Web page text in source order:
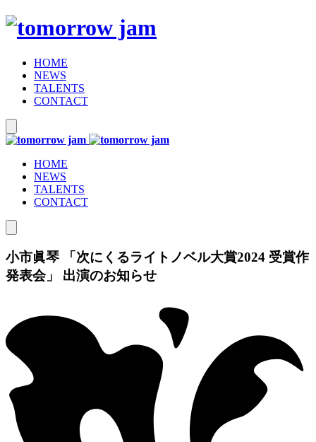
HOME
NEWS
TALENTS
CONTACT
HOME
NEWS
TALENTS
CONTACT
小市眞琴 「次にくるライトノベル大賞2024 受賞作
発表会」 出演のお知らせ